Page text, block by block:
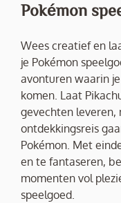
Pokémon
Wees creatief en
je Pokémon
avonturen waarin
komen. Laat
gevechten leveren,
ontdekkingsreis
Pokémon. Met
en te fantaseren,
momenten vol
speelgoed.